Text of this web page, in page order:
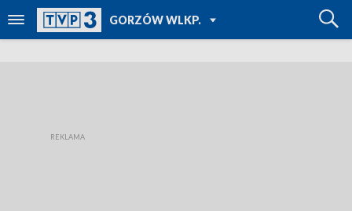
GORZÓW WLKP.
TVP REGIONY